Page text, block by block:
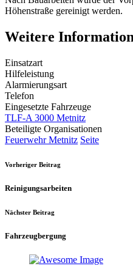
Höhenstraße gereinigt werden.
Weitere
Einsatzart
Hilfeleistung
Alarmierungsart
Telefon
Eingesetzte Fahrzeuge
TLF-A 3000 Metnitz
Beteiligte Organisationen
Feuerwehr Metnitz Seite
Vorheriger Beitrag
Reinigungsarbeiten
Nächster Beitrag
Fahrzeugbergung